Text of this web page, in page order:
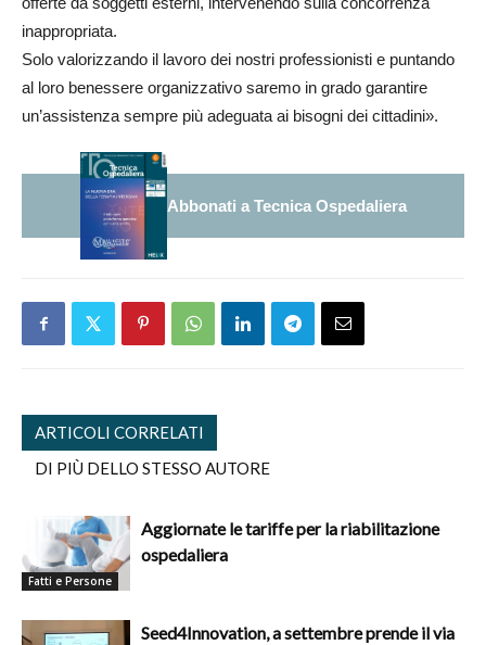
inappropriata.
Solo valorizzando il lavoro dei nostri professionisti e puntando
al loro benessere organizzativo saremo in grado garantire
un’assistenza sempre più adeguata ai bisogni dei cittadini».
Abbonati a Tecnica Ospedaliera
ARTICOLI CORRELATI
DI PIÙ DELLO STESSO AUTORE
Fatti e Persone
Aggiornate le tariffe per la riabilitazione
ospedaliera
Seed4Innovation, a settembre prende il via